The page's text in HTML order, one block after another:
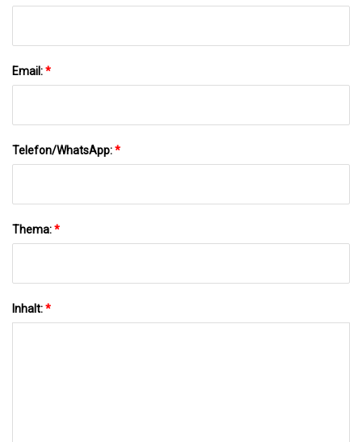
Email:*
Telefon/WhatsApp:*
Thema:*
Inhalt:*